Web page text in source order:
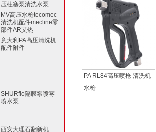
压柱塞泵清洗水泵
MV高压水枪tecomec
清洗机配件mecline零
部件AR艾热
意大利PA高压清洗机
配件附件
SHURflo隔膜泵喷雾
喷水泵
西安大理石翻新机
PA RL84高压喷枪 清洗机
水枪